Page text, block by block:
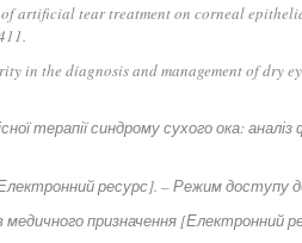
of artificial tear treatment on corneal
in the diagnosis and management of dry
терапії синдрому сухого ока:
ресурс]. – Режим доступу
медичного призначення [Електронний